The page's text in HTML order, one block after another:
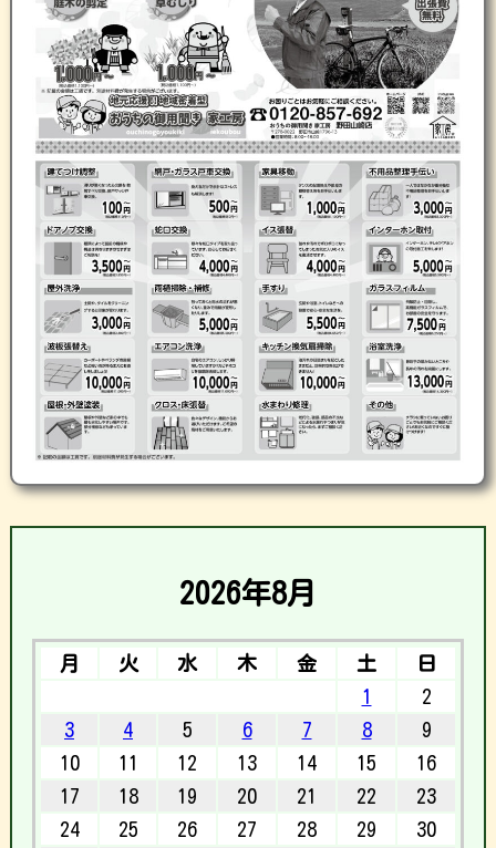
2026年8月
月 火 水 木 金 土
日
1
2
3
4 5 6 7 8
9
10
11 12 13 14 15
16
17
18 19 20 21 22
23
24
25 26 27 28 29
30